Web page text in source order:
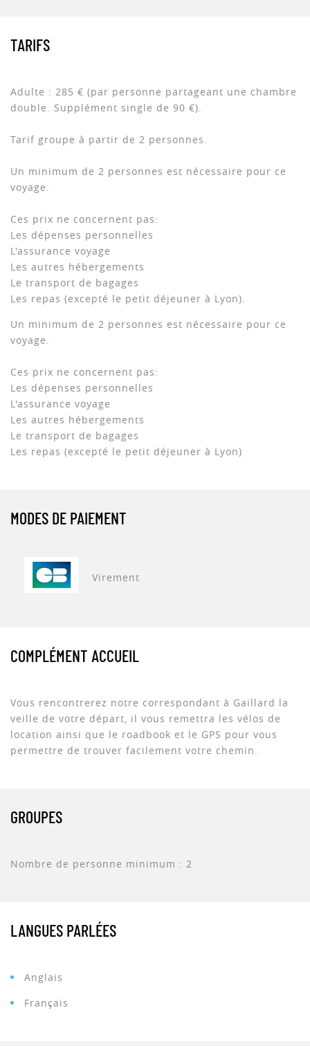
TARIFS
Adulte : 285 € (par personne partageant une chambre
double. Supplément single de 90 €).
Tarif groupe à partir de 2 personnes.
Un minimum de 2 personnes est nécessaire pour ce
voyage.
Ces prix ne concernent pas:
Les dépenses personnelles
L'assurance voyage
Les autres hébergements
Le transport de bagages
Les repas (excepté le petit déjeuner à Lyon).
Un minimum de 2 personnes est nécessaire pour ce
voyage.
Ces prix ne concernent pas:
Les dépenses personnelles
L'assurance voyage
Les autres hébergements
Le transport de bagages
Les repas (excepté le petit déjeuner à Lyon)
MODES DE PAIEMENT
Virement
COMPLÉMENT ACCUEIL
Vous rencontrerez notre correspondant à Gaillard la
veille de votre départ, il vous remettra les vélos de
location ainsi que le roadbook et le GPS pour vous
permettre de trouver facilement votre chemin.
GROUPES
Nombre de personne minimum : 2
LANGUES PARLÉES
Anglais
Français